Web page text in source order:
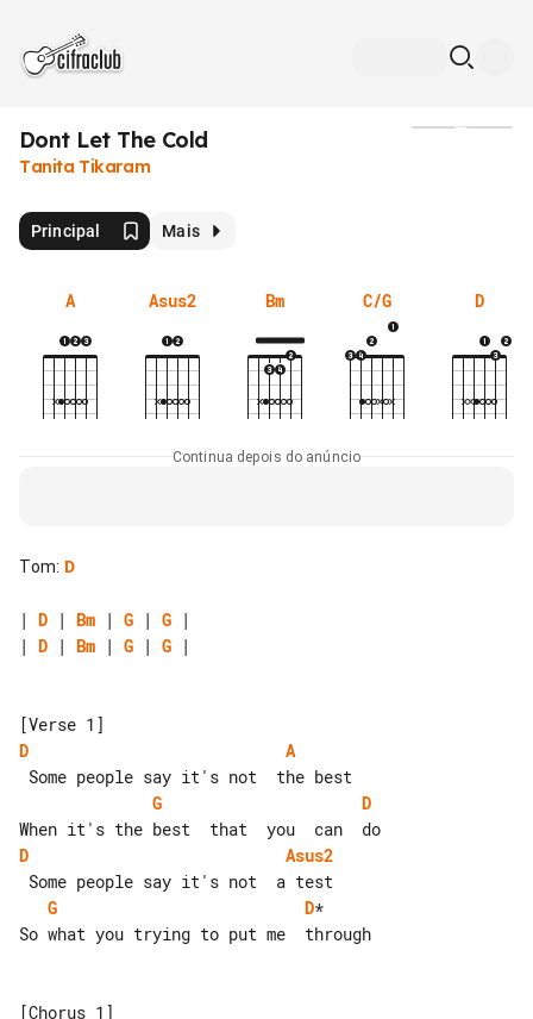
Dont Let The Cold
Tanita Tikaram
Principal Mais
A Asus2 Bm C/G D
Continua depois do anúncio
Tom: D
| D | Bm | G | G
| D | Bm | G | G |
D
A
G
D
D
Asus2
G
D*
So what you trying to put me  through